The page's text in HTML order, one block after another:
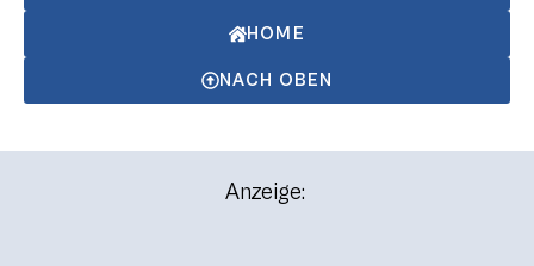
HOME
NACH OBEN
Anzeige: